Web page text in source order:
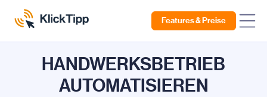
Features & Preise
HANDWERKSBETRIEB
AUTOMATISIEREN